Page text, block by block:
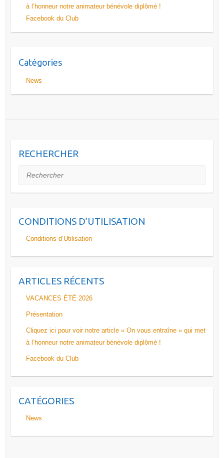
à l’honneur notre animateur bénévole diplômé !
Facebook du Club
Catégories
News
RECHERCHER
Rechercher
CONDITIONS D’UTILISATION
Conditions d’Utilisation
ARTICLES RÉCENTS
VACANCES ÉTÉ 2026
Présentation
Cliquez ici pour voir notre article « On vous entraîne » qui met
à l’honneur notre animateur bénévole diplômé !
Facebook du Club
CATÉGORIES
News